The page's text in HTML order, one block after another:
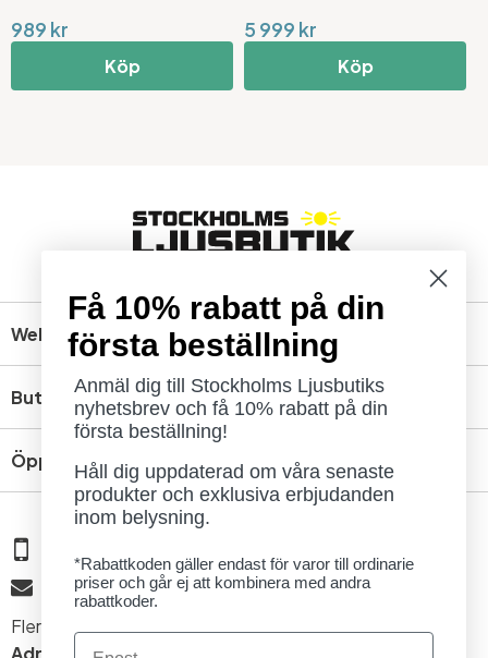
989 kr
Köp
5 999 kr
Köp
Webbshop
Butik
Öppettider
info@ljusbutik.se
Fler kontaktuppgifter »
Adress:
Kungsholmsgatan 6, 112 27 Stockholm
Få 10% rabatt på din
första beställning
Anmäl dig till Stockholms Ljusbutiks
nyhetsbrev och få 10% rabatt på din
första beställning!
Håll dig uppdaterad om våra senaste
produkter och exklusiva erbjudanden
inom belysning.
*Rabattkoden gäller endast för varor till ordinarie
priser och går ej att kombinera med andra
rabattkoder.
Email